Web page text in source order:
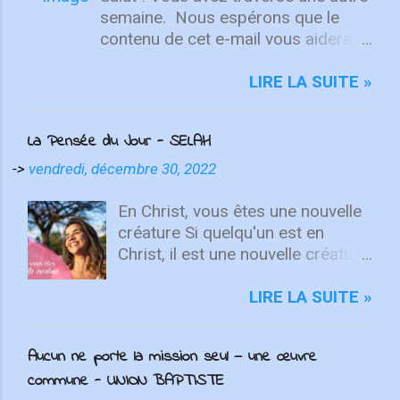
semaine. ⁣ Nous espérons que le
contenu de cet e-mail vous aidera à
Quelle que soit la semaine que vous
une nouvelle chance de se détendre
et de se reposer en Lui. "Puisque
attachez vos cœurs aux choses
d'en haut, où Christ est assis à la
droite de Dieu. Ayez l'esprit sur les
choses d'en haut, non sur les
choses terrestres" - Colossiens
2022 avec un premier single
énergique, ICF Worship présente
LIRE LA SUITE »
La Pensée du Jour - SELAH
-> vendredi, décembre 30, 2022
En Christ, vous êtes une nouvelle
créature Si quelqu'un est en
Christ, il est une nouvelle créature.
passées ; voici, toutes choses
si vous aviez la possibilité de tout
recommencer ? Quelles erreurs
LIRE LA SUITE »
Aucun ne porte la mission seul — une œuvre
commune - UNION BAPTISTE